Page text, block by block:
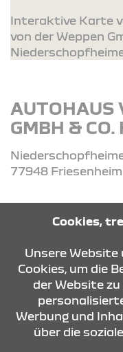
Interaktive Karte
von der Weppen
AUTOHAUS
GMBH & CO.
77948 Friesenheim
Cookies,
Unsere Website
Cookies, um die
der Website
Werbung und
über die